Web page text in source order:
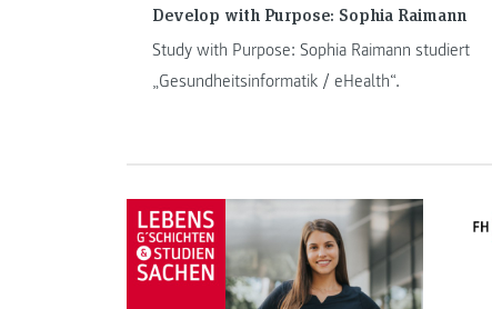
Develop with Purpose: Sophia Raimann
Study with Purpose: Sophia Raimann studiert
„Gesundheitsinformatik / eHealth“.